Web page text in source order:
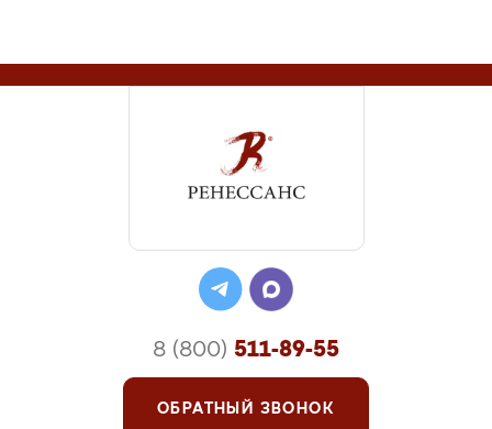
8 (800) 511-89-55
ОБРАТНЫЙ ЗВОНОК